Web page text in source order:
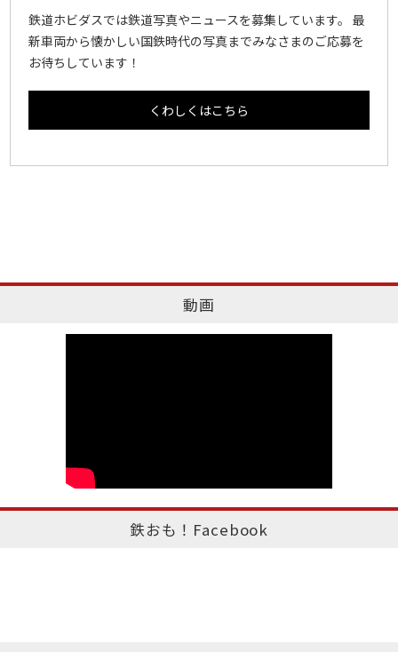
鉄道ホビダスでは鉄道写真やニュースを募集しています。 最
新車両から懐かしい国鉄時代の写真までみなさまのご応募を
お待ちしています！
くわしくはこちら
動画
鉄おも！Facebook